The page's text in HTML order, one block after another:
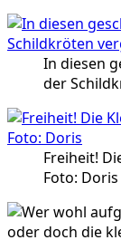
In diesen
der
Freiheit!
Foto: Doris